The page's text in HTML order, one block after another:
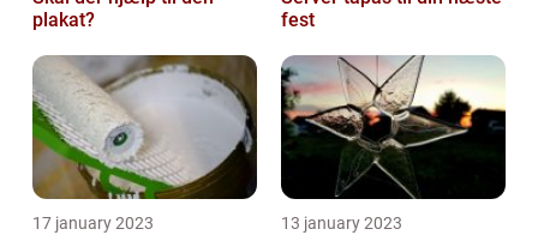
plakat?
fest
17 january 2023 13 january 2023